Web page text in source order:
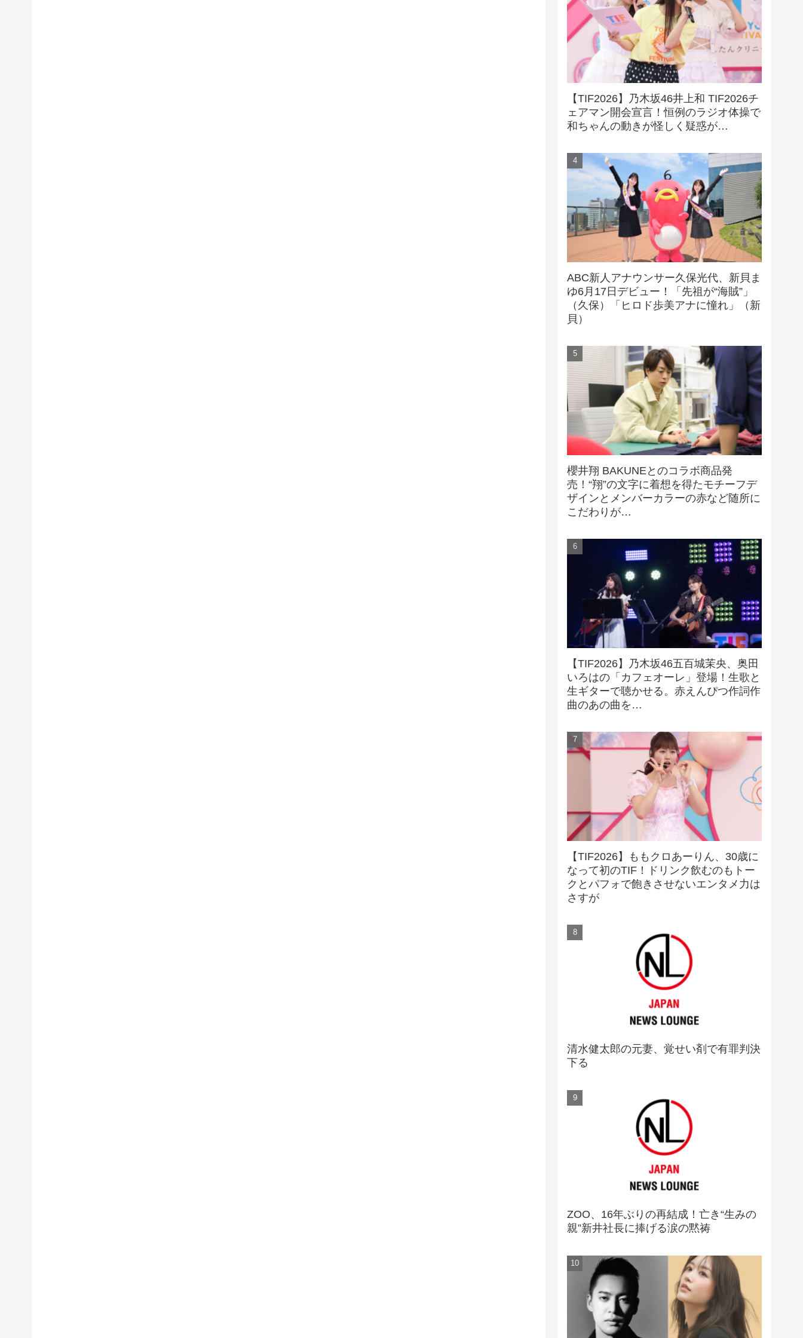
【TIF2026】乃木坂46井上和 TIF2026チ
ェアマン開会宣言！恒例のラジオ体操で
和ちゃんの動きが怪しく疑惑が…
ABC新人アナウンサー久保光代、新貝ま
ゆ6月17日デビュー！「先祖が“海賊”」
（久保）「ヒロド歩美アナに憧れ」（新
貝）
櫻井翔 BAKUNEとのコラボ商品発
売！“翔”の文字に着想を得たモチーフデ
ザインとメンバーカラーの赤など随所に
こだわりが…
【TIF2026】乃木坂46五百城茉央、奥田
いろはの「カフェオーレ」登場！生歌と
生ギターで聴かせる。赤えんぴつ作詞作
曲のあの曲を…
【TIF2026】ももクロあーりん、30歳に
なって初のTIF！ドリンク飲むのもトー
クとパフォで飽きさせないエンタメ力は
さすが
清水健太郎の元妻、覚せい剤で有罪判決
下る
ZOO、16年ぶりの再結成！亡き“生みの
親”新井社長に捧げる涙の黙祷